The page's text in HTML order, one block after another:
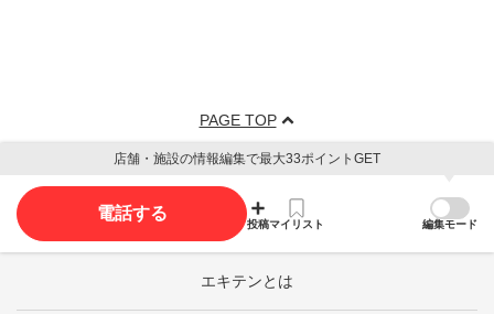
PAGE TOP
店舗・施設の情報編集で最大33ポイントGET
電話する
投稿マイリスト 編集モード
エキテンとは